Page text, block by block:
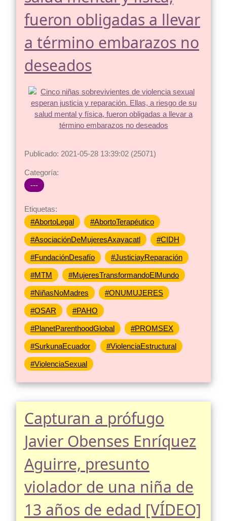
fueron obligadas a llevar
a término embarazos no
deseados
Publicado: 2021-05-28 13:39:02 (25071)
Categoría:
---
Etiquetas:
#AbortoLegal
#AbortoTerapéutico
#AsociaciónDeMujeresAxayacatl #CIDH
#FundaciónDesafío #JusticiayReparación
#MTM #MujeresTransformandoElMundo
#NiñasNoMadres #ONUMUJERES
#OSAR #PAHO
#PlanetParenthoodGlobal #PROMSEX
#SurkunaEcuador #ViolenciaEstructural
#ViolenciaSexual
Capturan a prófugo
Javier Obenses Enríquez
Aguirre, presunto
violador de una niña de
13 años de edad [VÍDEO]